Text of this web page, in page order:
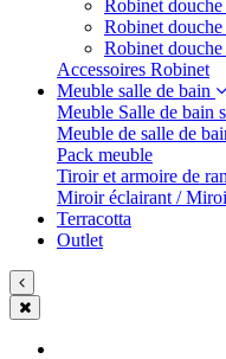
Robinet
Robinet douche
Robinet
Accessoires Robinet
Meuble salle de bain
Meuble Salle de bain
Meuble de salle de
Pack meuble
Tiroir et armoire de
Miroir éclairant /
Terracotta
Outlet